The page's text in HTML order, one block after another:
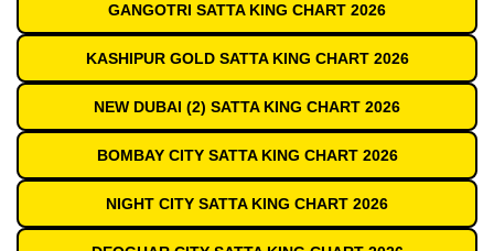
GANGOTRI SATTA KING CHART 2026
KASHIPUR GOLD SATTA KING CHART 2026
NEW DUBAI (2) SATTA KING CHART 2026
BOMBAY CITY SATTA KING CHART 2026
NIGHT CITY SATTA KING CHART 2026